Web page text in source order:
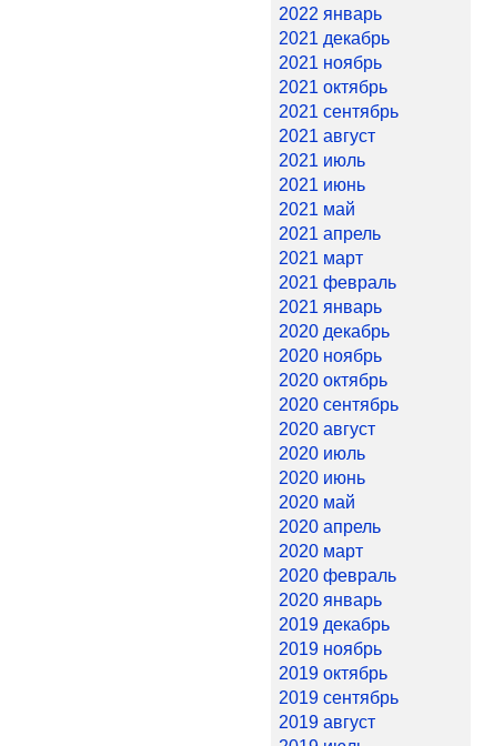
2022 январь
2021 декабрь
2021 ноябрь
2021 октябрь
2021 сентябрь
2021 август
2021 июль
2021 июнь
2021 май
2021 апрель
2021 март
2021 февраль
2021 январь
2020 декабрь
2020 ноябрь
2020 октябрь
2020 сентябрь
2020 август
2020 июль
2020 июнь
2020 май
2020 апрель
2020 март
2020 февраль
2020 январь
2019 декабрь
2019 ноябрь
2019 октябрь
2019 сентябрь
2019 август